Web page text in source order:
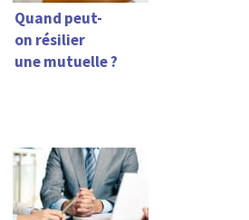
Quand peut-
on résilier
une mutuelle ?